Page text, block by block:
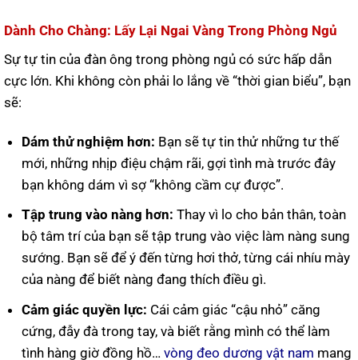
Dành Cho Chàng: Lấy Lại Ngai Vàng Trong Phòng Ngủ
Sự tự tin của đàn ông trong phòng ngủ có sức hấp dẫn
cực lớn. Khi không còn phải lo lắng về “thời gian biểu”, bạn
sẽ:
Dám thử nghiệm hơn: Bạn sẽ tự tin thử những tư thế
mới, những nhịp điệu chậm rãi, gợi tình mà trước đây
bạn không dám vì sợ “không cầm cự được”.
Tập trung vào nàng hơn: Thay vì lo cho bản thân, toàn
bộ tâm trí của bạn sẽ tập trung vào việc làm nàng sung
sướng. Bạn sẽ để ý đến từng hơi thở, từng cái nhíu mày
của nàng để biết nàng đang thích điều gì.
Cảm giác quyền lực: Cái cảm giác “cậu nhỏ” căng
cứng, đẫy đà trong tay, và biết rằng mình có thể làm
tình hàng giờ đồng hồ…vòng đeo dương vật nam mang